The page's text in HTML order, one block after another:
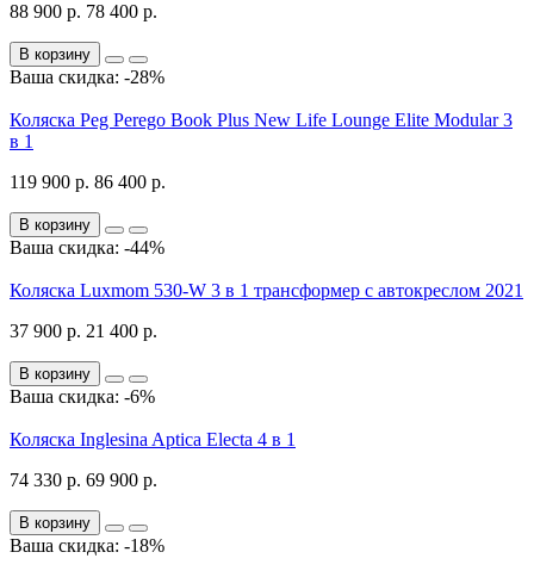
88 900 р. 78 400 р.
В корзину
Ваша скидка: -28%
Коляска Peg Perego Book Plus New Life Lounge Elite Modular 3
в 1
119 900 р. 86 400 р.
В корзину
Ваша скидка: -44%
Коляска Luxmom 530-W 3 в 1 трансформер с автокреслом 2021
37 900 р. 21 400 р.
В корзину
Ваша скидка: -6%
Коляска Inglesina Aptica Electa 4 в 1
74 330 р. 69 900 р.
В корзину
Ваша скидка: -18%